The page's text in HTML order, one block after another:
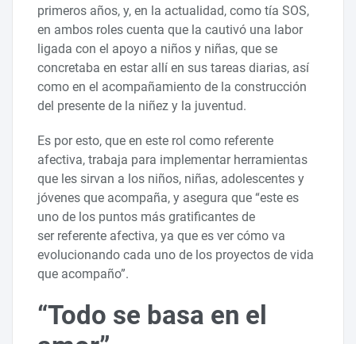
primeros años, y, en la actualidad, como tía SOS,
en ambos roles cuenta que la cautivó una labor
ligada con el apoyo a niños y niñas, que se
concretaba en estar allí en sus tareas diarias, así
como en el acompañamiento de la construcción
del presente de la niñez y la juventud.
Es por esto, que en este rol como referente
afectiva, trabaja para implementar herramientas
que les sirvan a los niños, niñas, adolescentes y
jóvenes que acompaña, y asegura que “este es
uno de los puntos más gratificantes de
ser referente afectiva, ya que es ver cómo va
evolucionando cada uno de los proyectos de vida
que acompaño”.
“Todo se basa en el